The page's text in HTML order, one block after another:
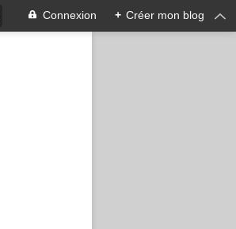
Connexion + Créer mon blog